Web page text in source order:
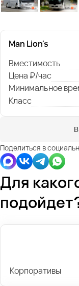
Man Lion's
Вместимость
Цена ₽/час
Минимальное
Класс
Поделиться в
Для
Корпоративы